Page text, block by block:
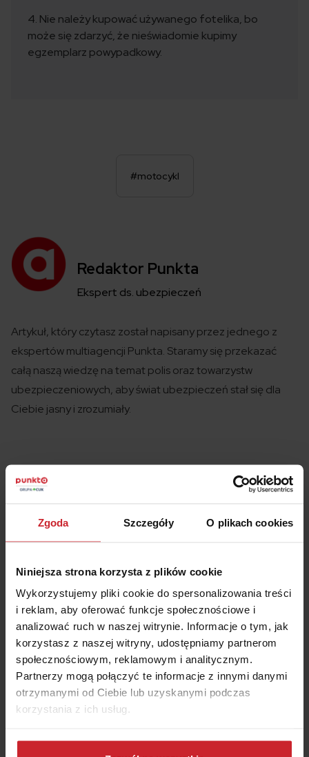
Zgoda Szczegóły O plikach cookies
Niniejsza strona korzysta z plików cookie
Wykorzystujemy pliki cookie do spersonalizowania treści
i reklam, aby oferować funkcje społecznościowe i
analizować ruch w naszej witrynie. Informacje o tym, jak
korzystasz z naszej witryny, udostępniamy partnerom
społecznościowym, reklamowym i analitycznym.
Partnerzy mogą połączyć te informacje z innymi danymi
otrzymanymi od Ciebie lub uzyskanymi podczas
korzystania z ich usług.
Dowiedz się więcej na temat tego, kim jesteśmy, jak
4. Nie należy kupować używanego fotelika, bo
może się zdarzyć, że nieświadomie kupimy
egzemplarz powypadkowy.
#motocykl
Redaktor Punkta
Ekspert ds. ubezpieczeń
Artykuł, który czytasz zostałnapisanyprzez jednego z
ekspertówmultiagencji Punkta. Staramy się przekazać
całą naszą wiedzę na temat polisoraz towarzystw
ubezpieczeniowych, aby świat ubezpieczeń stał się dla
Ciebie jasny i zrozumiały.
Weryfikacja merytoryczna:
Ekspert ds. ubezpieczeń
Główny Specjalista ds. Ubezpieczeń. Sprawnie łączy
sprzedaży i marketingu. Od ponad 6 lat dzieli się tą wiedzą
z klientami, w imieniu grupy Punkta. Powiedzielibyśmy, że
kocha ubezpieczenia, ale to nieprawda – kocha zwierzaki,
po równo foki i alpaki. Na ubezpieczeniach po prostu się
dobrze zna.